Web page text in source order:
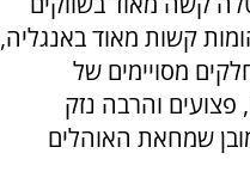
קשות מאוד באנגליה,
מסויימים של
והרבה נזק
שמחאת האוהלים